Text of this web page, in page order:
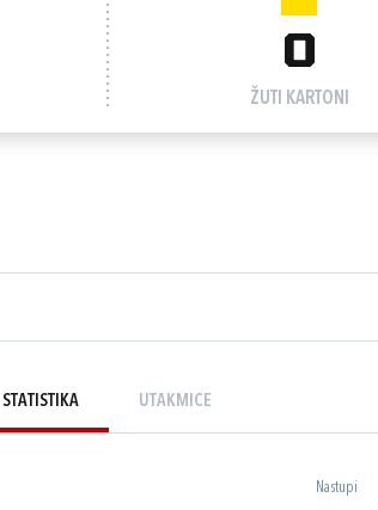
0
ŽUTI KARTONI
STATISTIKA UTAKMICE
Nastupi